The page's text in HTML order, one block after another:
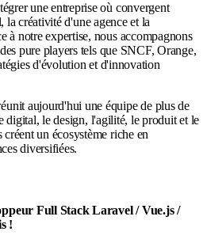
une entreprise où convergent
créativité d'une agence et la
à notre expertise, nous accompagnons
pure players tels que SNCF, Orange,
d'évolution et d'innovation
aujourd'hui une équipe de plus de
digital, le design, l'agilité, le produit et le
un écosystème riche en
diversifiées.
Full Stack Laravel / Vue.js /
!